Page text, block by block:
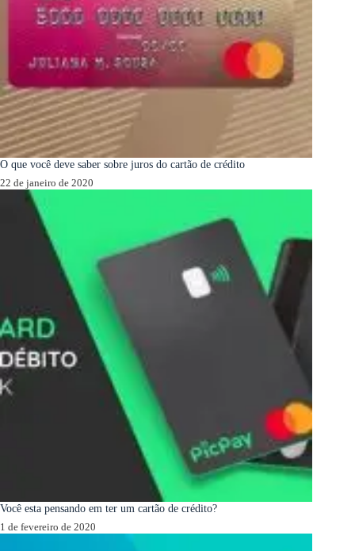
O que você deve saber sobre juros do cartão de crédito
22 de janeiro de 2020
Você esta pensando em ter um cartão de crédito?
1 de fevereiro de 2020